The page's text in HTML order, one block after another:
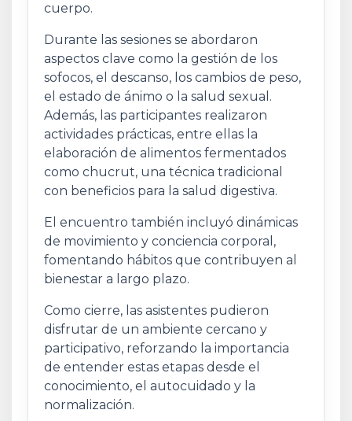
cuerpo.
Durante las sesiones se abordaron
aspectos clave como la gestión de los
sofocos, el descanso, los cambios de peso,
el estado de ánimo o la salud sexual.
Además, las participantes realizaron
actividades prácticas, entre ellas la
elaboración de alimentos fermentados
como chucrut, una técnica tradicional
con beneficios para la salud digestiva.
El encuentro también incluyó dinámicas
de movimiento y conciencia corporal,
fomentando hábitos que contribuyen al
bienestar a largo plazo.
Como cierre, las asistentes pudieron
disfrutar de un ambiente cercano y
participativo, reforzando la importancia
de entender estas etapas desde el
conocimiento, el autocuidado y la
normalización.